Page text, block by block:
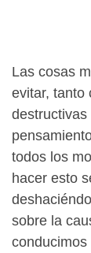
Las cosas
evitar, tanto
todos los
hacer esto
sobre la